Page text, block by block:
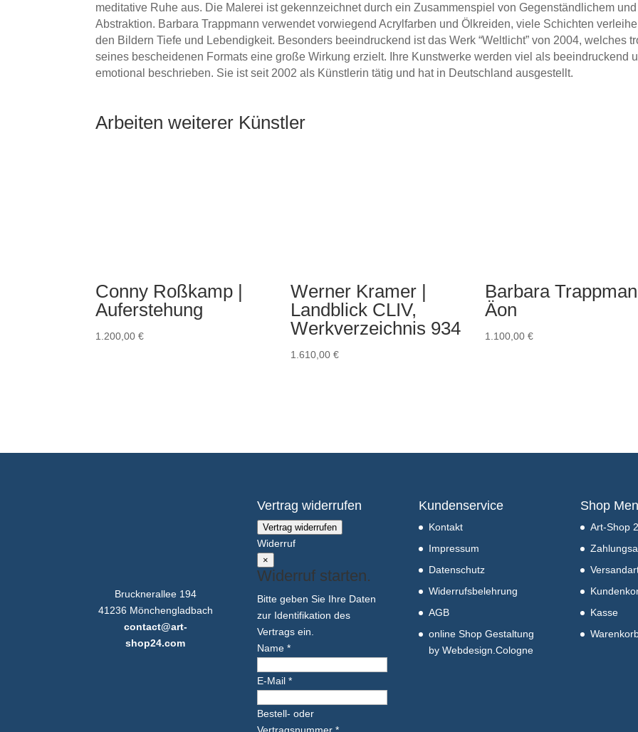
meditative Ruhe aus. Die Malerei ist gekennzeichnet durch ein Zusammenspiel von Gegenständlichem und
Abstraktion. Barbara Trappmann verwendet vorwiegend Acrylfarben und Ölkreiden, viele Schichten
den Bildern Tiefe und Lebendigkeit. Besonders beeindruckend ist das Werk “Weltlicht” von 2004, welches
seines bescheidenen Formats eine große Wirkung erzielt. Ihre Kunstwerke werden viel als beeindruckend
emotional beschrieben. Sie ist seit 2002 als Künstlerin tätig und hat in Deutschland ausgestellt.
Arbeiten weiterer Künstler
Conny Roßkamp |
Auferstehung
1.200,00€
Werner Kramer |
Landblick CLIV,
Werkverzeichnis 934
1.610,00 €
Barbara
Äon
1.100,00€
Brucknerallee 194
41236 Mönchengladbach
contact@art-
shop24.com
Vertrag widerrufen
Vertrag widerrufen
Widerruf
×
Widerruf starten.
Bitte geben Sie Ihre Daten
zur Identifikation des
Vertrags ein.
Name *
E-Mail *
Bestell- oder
Vertragsnummer *
Kundenservice
Kontakt
Impressum
Datenschutz
Widerrufsbelehrung
AGB
online Shop Gestaltung
by Webdesign.Cologne
Shop
Art-Shop
Kasse